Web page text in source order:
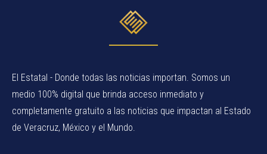
El Estatal - Donde todas las noticias importan. Somos un
medio 100% digital que brinda acceso inmediato y
completamente gratuito a las noticias que impactan al Estado
de Veracruz, México y el Mundo.